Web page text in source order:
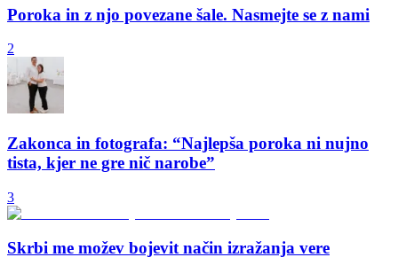
Poroka in z njo povezane šale. Nasmejte se z nami
2
Zakonca in fotografa: “Najlepša poroka ni nujno
tista, kjer ne gre nič narobe”
3
Skrbi me možev bojevit način izražanja vere